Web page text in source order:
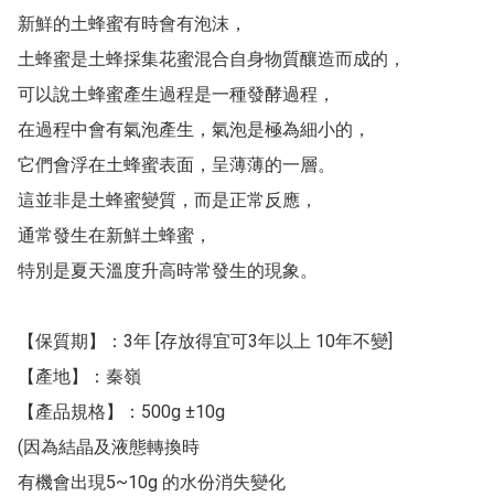
新鮮的土蜂蜜有時會有泡沫，
土蜂蜜是土蜂採集花蜜混合自身物質釀造而成的，
可以說土蜂蜜產生過程是一種發酵過程，
在過程中會有氣泡產生，氣泡是極為細小的，
它們會浮在土蜂蜜表面，呈薄薄的一層。
這並非是土蜂蜜變質，而是正常反應，
通常發生在新鮮土蜂蜜，
特別是夏天溫度升高時常發生的現象。
【保質期】：3年 [存放得宜可3年以上 10年不變]
【產地】：秦嶺
【產品規格】：500g ±10g
(因為結晶及液態轉換時
有機會出現5~10g 的水份消失變化